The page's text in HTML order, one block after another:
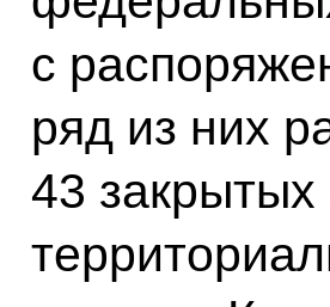
с
ряд из них
43